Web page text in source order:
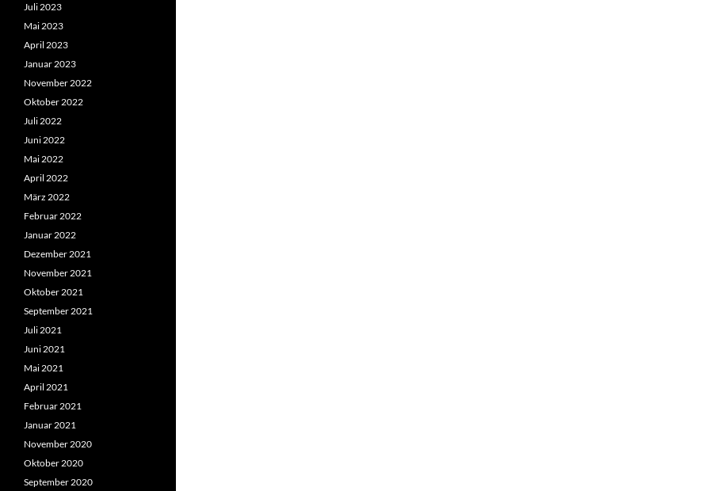
Juli 2023
Mai 2023
April 2023
Januar 2023
November 2022
Oktober 2022
Juli 2022
Juni 2022
Mai 2022
April 2022
März 2022
Februar 2022
Januar 2022
Dezember 2021
November 2021
Oktober 2021
September 2021
Juli 2021
Juni 2021
Mai 2021
April 2021
Februar 2021
Januar 2021
November 2020
Oktober 2020
September 2020